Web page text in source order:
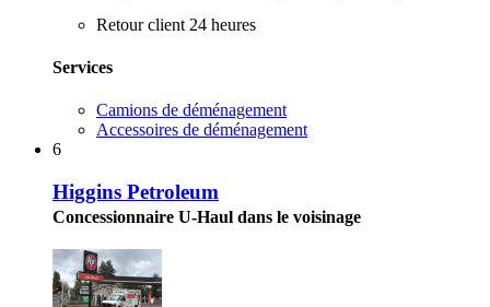
Retour client 24 heures
Services
Camions de déménagement
Accessoires de déménagement
6
Higgins Petroleum
Concessionnaire U-Haul dans le voisinage